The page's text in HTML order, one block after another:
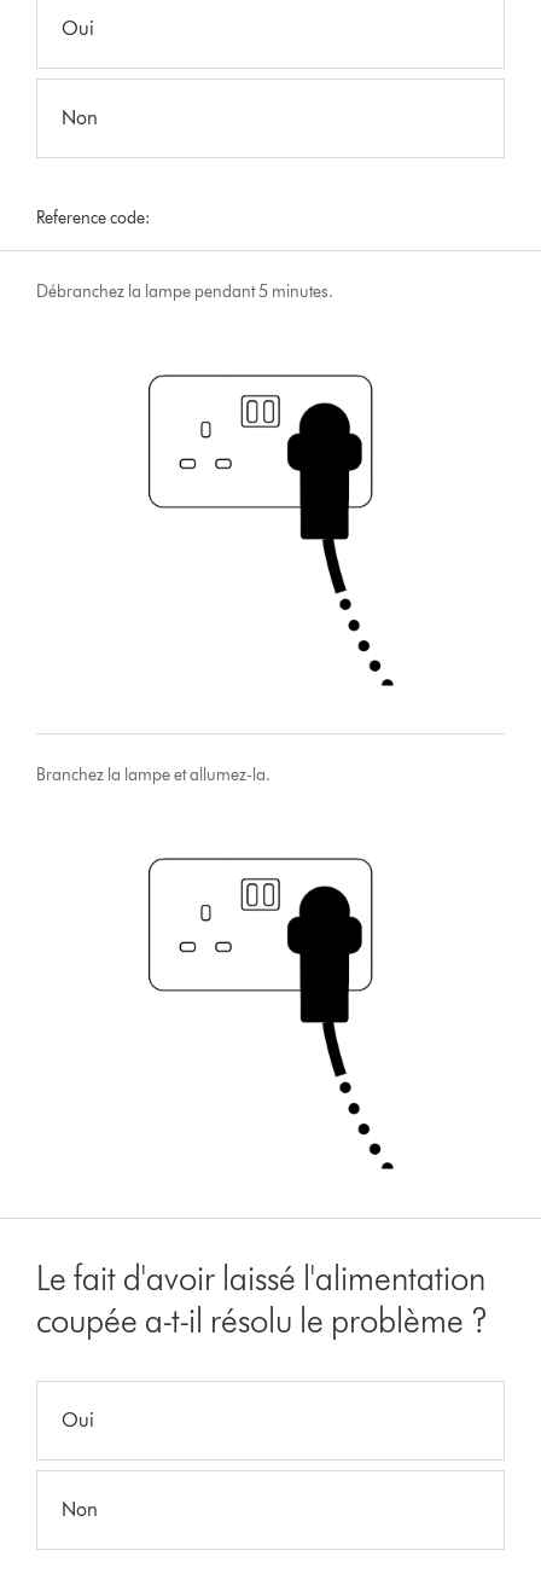
Oui
Non
Reference code:
Débranchez la lampe pendant 5 minutes.
Branchez la lampe et allumez-la.
Le fait d'avoir laissé l'alimentation
coupée a-t-il résolu le problème ?
Oui
Non